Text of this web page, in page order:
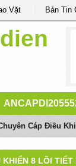
Vặt Bản Tin
Cáp Điều
KHIỂN 8 LÕI